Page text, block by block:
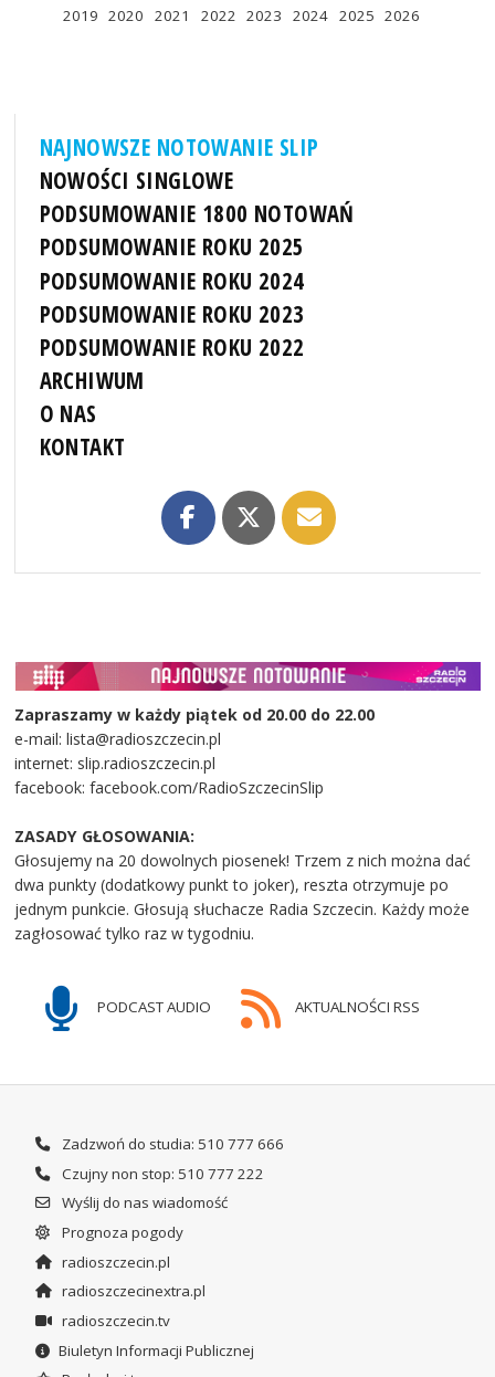
2019 2020 2021 2022 2023 2024 2025 2026
NAJNOWSZE NOTOWANIE SLIP
NOWOŚCI SINGLOWE
PODSUMOWANIE 1800 NOTOWAŃ
PODSUMOWANIE ROKU 2025
PODSUMOWANIE ROKU 2024
PODSUMOWANIE ROKU 2023
PODSUMOWANIE ROKU 2022
ARCHIWUM
O NAS
KONTAKT
Zapraszamy w każdy piątek od 20.00 do 22.00
e-mail: lista@radioszczecin.pl
internet: slip.radioszczecin.pl
facebook: facebook.com/RadioSzczecinSlip
ZASADY GŁOSOWANIA:
Głosujemy na 20 dowolnych piosenek! Trzem z nich można dać
dwa punkty (dodatkowy punkt to joker), reszta otrzymuje po
jednym punkcie. Głosują słuchacze Radia Szczecin. Każdy może
zagłosować tylko raz w tygodniu.
PODCAST AUDIO AKTUALNOŚCI RSS
Zadzwoń do studia: 510 777 666
Czujny non stop: 510 777 222
Wyślij do nas wiadomość
Prognoza pogody
radioszczecin.pl
radioszczecinextra.pl
radioszczecin.tv
Biuletyn Informacji Publicznej